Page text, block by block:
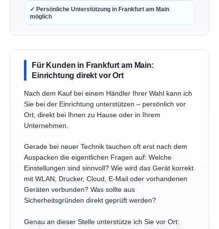
✓ Persönliche Unterstützung in Frankfurt am Main
möglich
Für Kunden in Frankfurt am Main:
Einrichtung direkt vor Ort
Nach dem Kauf bei einem Händler Ihrer Wahl kann ich
Sie bei der Einrichtung unterstützen – persönlich vor
Ort, direkt bei Ihnen zu Hause oder in Ihrem
Unternehmen.
Gerade bei neuer Technik tauchen oft erst nach dem
Auspacken die eigentlichen Fragen auf: Welche
Einstellungen sind sinnvoll? Wie wird das Gerät korrekt
mit WLAN, Drucker, Cloud, E-Mail oder vorhandenen
Geräten verbunden? Was sollte aus
Sicherheitsgründen direkt geprüft werden?
Genau an dieser Stelle unterstütze ich Sie vor Ort: